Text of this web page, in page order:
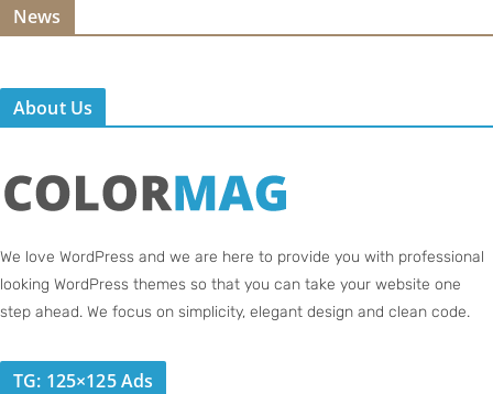
News
About Us
We love WordPress and we are here to provide you with professional
looking WordPress themes so that you can take your website one
step ahead. We focus on simplicity, elegant design and clean code.
TG: 125×125 Ads